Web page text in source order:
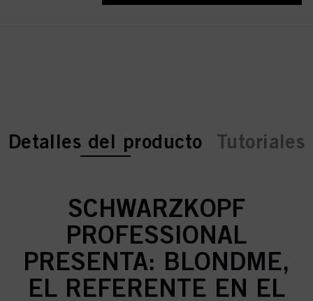
current tab:
current tab:
Detalles del producto Tutoriales
SCHWARZKOPF
PROFESSIONAL
PRESENTA: BLONDME,
EL REFERENTE EN EL